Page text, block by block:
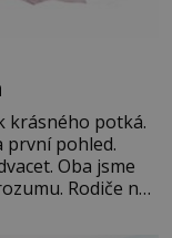
krásného potká.
první pohled.
Oba jsme
Rodiče nás